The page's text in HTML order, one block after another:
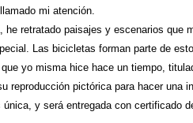
mi atención.
he retratado paisajes y escenarios que
Las bicicletas forman parte de
yo misma hice hace un tiempo,
reproducción pictórica para hacer una
y será entregada con certificado